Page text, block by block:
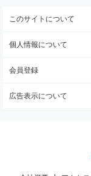
このサイトについて
個人情報について
会員登録
広告表示について